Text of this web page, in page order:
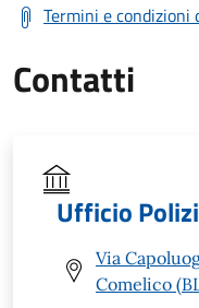
Termini e condizioni
Contatti
Ufficio
Via
Comelico